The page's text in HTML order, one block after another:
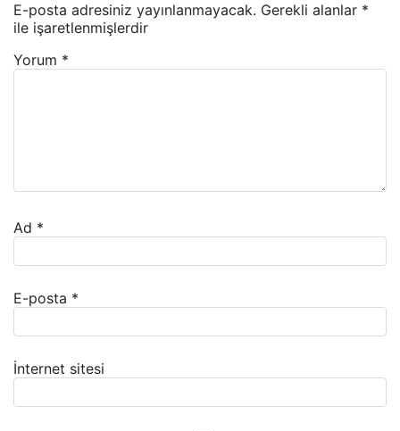
E-posta adresiniz yayınlanmayacak. Gerekli alanlar *
ile işaretlenmişlerdir
Yorum *
Ad *
E-posta *
İnternet sitesi